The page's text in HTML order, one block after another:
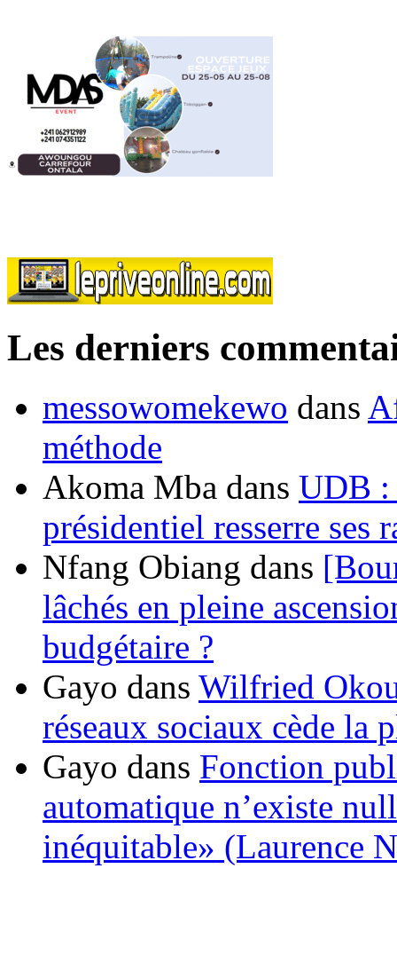
Les derniers
messowomekewo dans
méthode
Akoma Mba dans UDB :
présidentiel resserre ses
Nfang Obiang dans
lâchés en pleine
budgétaire ?
Gayo dans Wilfried
réseaux sociaux cède la
Gayo dans Fonction
automatique n’existe
inéquitable» (Laurence